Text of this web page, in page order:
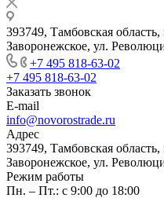
393749, Тамбовская
Заворонежское, ул.
+7 495 818-63-02
+7 495 818-63-02
Заказать звонок
E-mail
info@novorostrade.ru
Адрес
393749, Тамбовская
Заворонежское, ул.
Режим работы
Пн. – Пт.: с 9:00 до 18:00